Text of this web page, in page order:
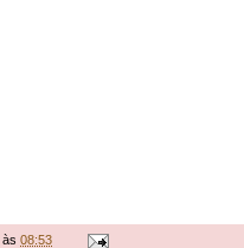
às 08:53